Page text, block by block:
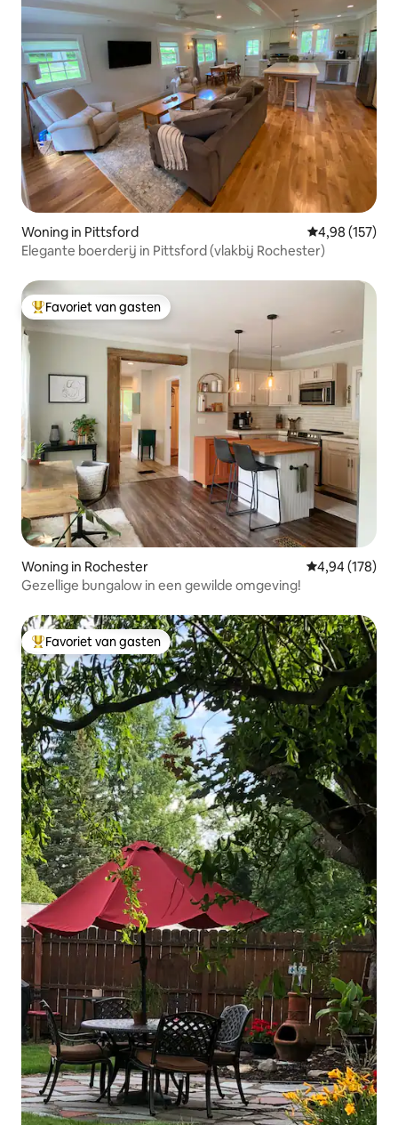
Woning in Pittsford Gemiddelde
4,98 (157)
Elegante boerderij in Pittsford (vlakbij Rochester)
Topfavoriet van gasten
Favoriet van gasten
Woning in Rochester Gemiddelde
4,94 (178)
Gezellige bungalow in een gewilde omgeving!
Topfavoriet van gasten
Favoriet van gasten